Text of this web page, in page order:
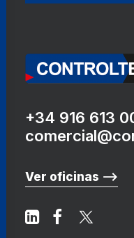
+34 916 613
Ver oficinas ⟶